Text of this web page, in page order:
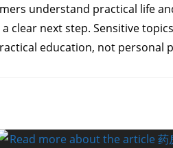
understand practical life
clear next step. Sensitive
education, not personal